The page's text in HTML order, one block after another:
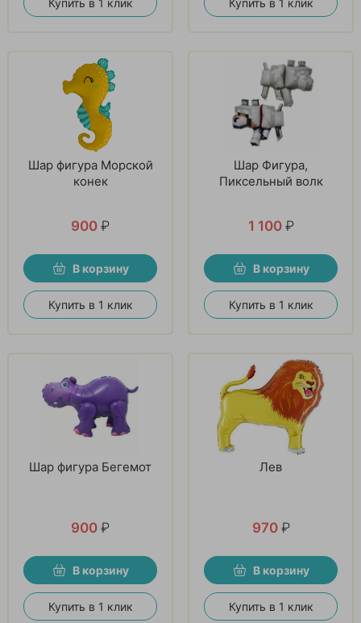
Шар фигура Морской
конек
900 ₽
В корзину
Купить в 1 клик
Шар Фигура,
Пиксельный волк
1 100 ₽
В корзину
Купить в 1 клик
Шар фигура Бегемот
900 ₽
В корзину
Купить в 1 клик
Лев
970 ₽
В корзину
Купить в 1 клик